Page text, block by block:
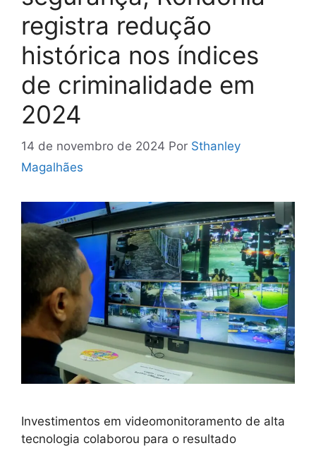
registra redução
histórica nos índices
de criminalidade em
2024
14 de novembro de 2024 Por Sthanley
Magalhães
Investimentos em videomonitoramento de alta
tecnologia colaborou para o resultado